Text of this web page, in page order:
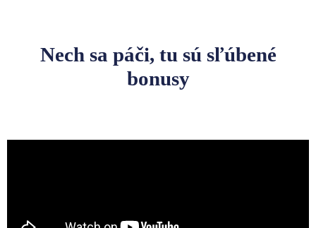
Nech sa páči, tu sú sľúbené
bonusy